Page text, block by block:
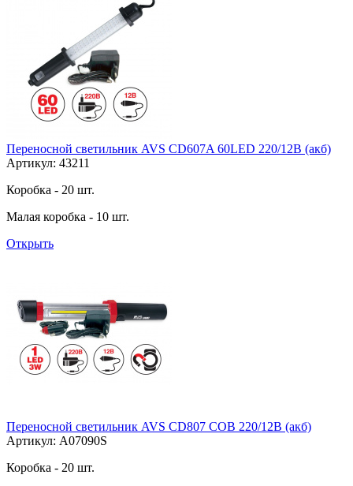
Переносной светильник AVS CD607A 60LED 220/12B (акб)
Артикул: 43211
Коробка - 20 шт.
Малая коробка - 10 шт.
Открыть
Переносной светильник AVS CD807 COB 220/12В (акб)
Артикул: A07090S
Коробка - 20 шт.